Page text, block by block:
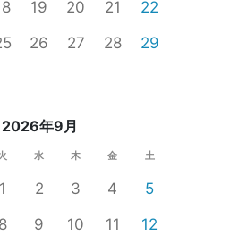
19 20 21
22
26 27 28
29
2026年9月
水 木 金 土
1 2 3 4
5
8 9 10 11
12